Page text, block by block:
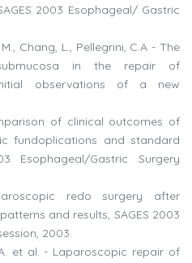
2003 Esophageal/ Gastric
Chang, L., Pellegrini, C.A - The
in the repair of
observations of a new
of clinical outcomes of
fundoplications and standard
Esophageal/Gastric Surgery
redo surgery after
and results, SAGES 2003
2003.
A. et al. - Laparoscopic repair of